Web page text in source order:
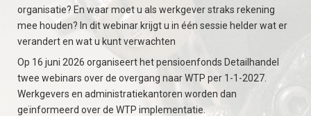
organisatie? En waar moet u als werkgever straks rekening
mee houden? In dit webinar krijgt u in één sessie helder wat er
verandert en wat u kunt verwachten
Op 16 juni 2026 organiseert het pensioenfonds Detailhandel
twee webinars over de overgang naar WTP per 1-1-2027.
Werkgevers en administratiekantoren worden dan
geïnformeerd over de WTP implementatie.